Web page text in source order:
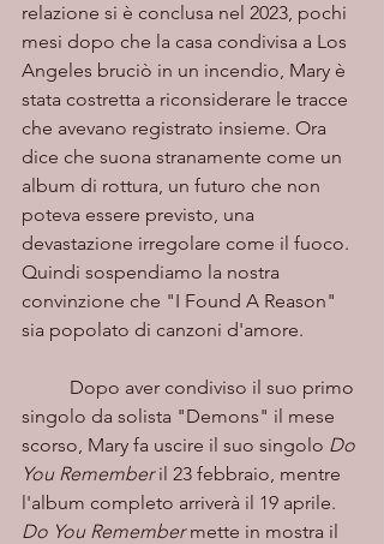
relazione si è conclusa nel 2023, pochi
mesi dopo che la casa condivisa a Los
Angeles bruciò in un incendio, Mary è
stata costretta a riconsiderare le tracce
che avevano registrato insieme. Ora
dice che suona stranamente come un
album di rottura, un futuro che non
poteva essere previsto, una
devastazione irregolare come il fuoco.
Quindi sospendiamo la nostra
convinzione che "I Found A Reason"
sia popolato di canzoni d'amore.
singolo da solista "Demons" il mese
scorso, Mary fa uscire il suo singolo Do
You Remember il 23 febbraio, mentre
l'album completo arriverà il 19 aprile.
Do You Remember mette in mostra il